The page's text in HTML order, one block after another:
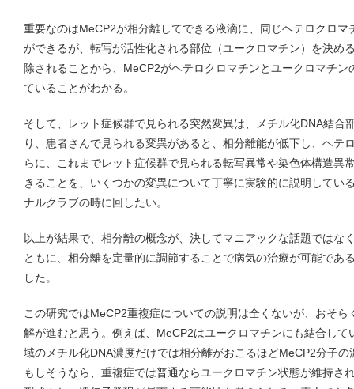
重要なのはMeCP2が相分離してできる液滴に、同じヘテロクロ
ができるが、転写が活性化される部位（ユークロマチン）を決め
除されることから、MeCP2がヘテロクロマチンとユークロマチ
ていることがわかる。
そして、レット症候群で見られる突然変異は、メチル化DNA結合
り、患者さんで見られる変異があると、相分離能が低下し、ヘテ
らに、これまでレット症候群で見られる転写異常や染色体構造異
きることを、いくつかの変異について丁寧に実験的に説明してい
ナルクラブの時に回したい。
以上が結果で、相分離の概念が、決してマニアックな話題ではな
ともに、相分離を定量的に調節することで病気の治療が可能であ
した。
この研究ではMeCP2重複症についての説明は全くないが、おそ
解が進むと思う。例えば、MeCP2はユークロマチンにも結合し
域のメチル化DNA濃度だけでは相分離がおこるほどMeCP2分子
もしそうなら、重複症では普通ならユークロマチン状態が維持さ